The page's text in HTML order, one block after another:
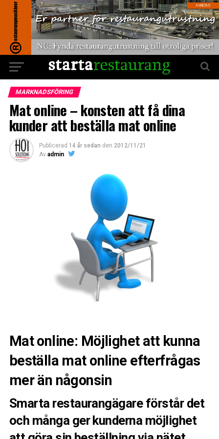
MARKNADSFÖRING
Mat online – konsten att få dina
kunder att beställa mat online
Publicerad 14 år sedan den 2012/11/21
Av admin
Mat online: Möjlighet att kunna
beställa mat online efterfrågas
mer än någonsin
Smarta restaurangägare förstår det
och många ger kunderna möjlighet